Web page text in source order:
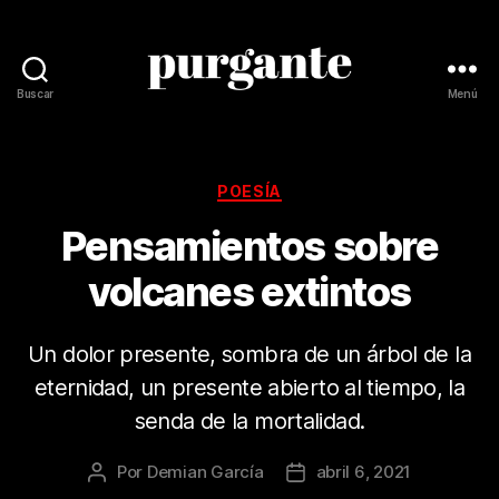
Buscar Menú
Categorías
POESÍA
Pensamientos sobre
volcanes extintos
Un dolor presente, sombra de un árbol de la
eternidad, un presente abierto al tiempo, la
senda de la mortalidad.
Autor
Por Demian García
Fechaabril 6, 2021